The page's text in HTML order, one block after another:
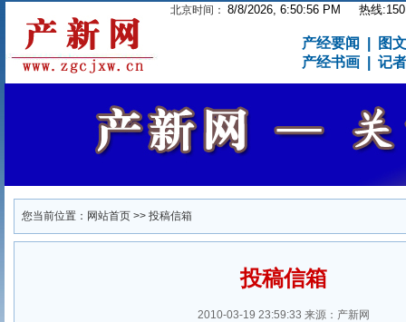
北京时间： 8/8/2026, 6:50:56 PM 热线
产经要闻
图
产经书画
记
您当前位置： 网站首页 >> 投稿信箱
投稿信箱
2010-03-19 23:59:33 来源：产新网